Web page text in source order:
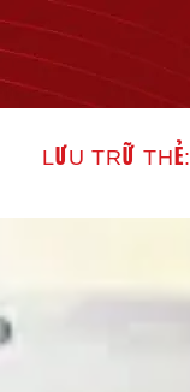
LƯU TRỮ THẺ: